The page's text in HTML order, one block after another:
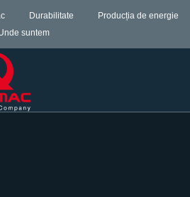
Durabilitate Producția de energie
suntem